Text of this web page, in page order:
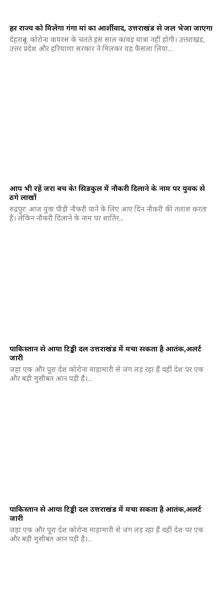
हर राज्य को मिलेगा गंगा मां का आर्शीवाद, उत्तराखंड से जल भेजा जाएगा
देहरादून: कोरोना वायरस के चलते इस साल कांवड़ यात्रा नहीं होगी। उत्तराखंड,
उत्तर प्रदेश और हरियाणा सरकार ने मिलकर यह फैसला लिया...
आप भी रहें जरा बच के! सिडकुल में नौकरी दिलाने के नाम पर युवक से
ठगे लाखों
रुद्रपुरः आज युवा पीड़ी नौकरी पाने के लिए आए दिन नौकरी की तलाश करता
है। लेकिन नौकरी दिलाने के नाम पर शातिर...
पाकिस्तान से आया टिड्डी दल उत्तराखंड में मचा सकता है आतंक,अलर्ट
जारी
जहां एक और पूरा देश कोरोना माहामारी से जंग लड़ रहा हैं वहीं देश पर एक
और बड़ी मुसीबत आन पड़ी है।...
पाकिस्तान से आया टिड्डी दल उत्तराखंड में मचा सकता है आतंक,अलर्ट
जारी
जहां एक और पूरा देश कोरोना माहामारी से जंग लड़ रहा हैं वहीं देश पर एक
और बड़ी मुसीबत आन पड़ी है।...